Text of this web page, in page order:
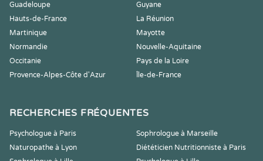
Guadeloupe
Guyane
Hauts-de-France
La Réunion
Martinique
Mayotte
Normandie
Nouvelle-Aquitaine
Occitanie
Pays de la Loire
Provence-Alpes-Côte d'Azur
Île-de-France
RECHERCHES FRÉQUENTES
Psychologue à Paris
Sophrologue à Marseille
Naturopathe à Lyon
Diététicien Nutritionniste à Paris